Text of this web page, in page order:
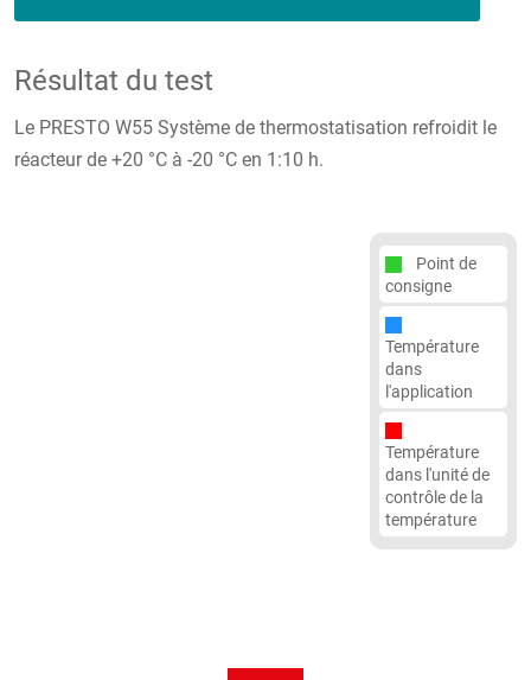
Résultat du test
Le PRESTO W55 Système de thermostatisation refroidit le
réacteur de +20 °C à -20 °C en 1:10 h.
Point de
consigne
Température
dans
l'application
Température
dans l'unité de
contrôle de la
température